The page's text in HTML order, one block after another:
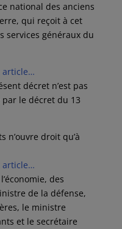
national des anciens
qui reçoit à cet
services généraux du
article…
décret n’est pas
le décret du 13
n’ouvre droit qu’à
article…
des
de la défense,
le ministre
et le secrétaire